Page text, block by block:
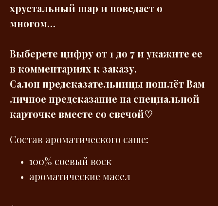
хрустальный шар и поведает о
многом…
Выберете цифру от 1 до 7 и укажите ее
в комментариях к заказу.
Салон предсказательницы пошлёт Вам
личное предсказание на специальной
карточке вместе со свечой♡
Состав ароматического саше:
100% соевый воск
ароматические масел